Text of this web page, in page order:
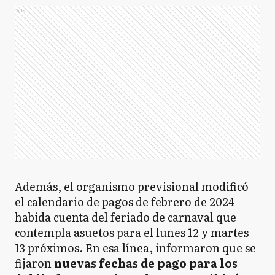
Ads
Además, el organismo previsional modificó
el calendario de pagos de febrero de 2024
habida cuenta del feriado de carnaval que
contempla asuetos para el lunes 12 y martes
13 próximos. En esa línea, informaron que se
fijaronnuevas fechas de pago para los